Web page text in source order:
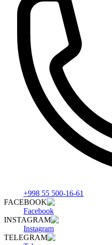
+998 55 500-16-61
FACEBOOK
Facebook
INSTAGRAM
Instagram
TELEGRAM